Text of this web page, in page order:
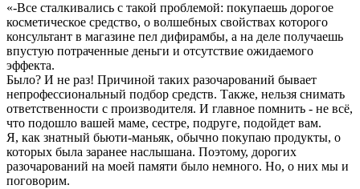
«-Все сталкивались с такой проблемой: покупаешь дорогое
косметическое средство, о волшебных свойствах которого
консультант в магазине пел дифирамбы, а на деле получаешь
впустую потраченные деньги и отсутствие ожидаемого
эффекта.
Было? И не раз! Причиной таких разочарований бывает
непрофессиональный подбор средств. Также, нельзя снимать
ответственности с производителя. И главное помнить - не всё,
что подошло вашей маме, сестре, подруге, подойдет вам.
Я, как знатный бьюти-маньяк, обычно покупаю продукты, о
которых была заранее наслышана. Поэтому, дорогих
разочарований на моей памяти было немного. Но, о них мы и
поговорим.